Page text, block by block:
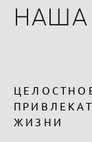
ЖИЗНИ